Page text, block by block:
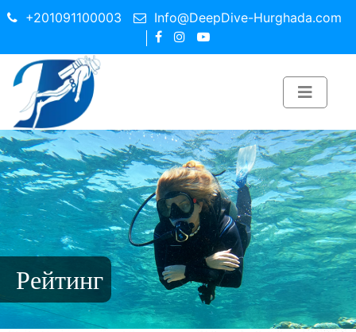
+201091100003 Info@DeepDive-Hurghada.com
Рейтинг